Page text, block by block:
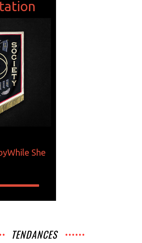
TENDANCES